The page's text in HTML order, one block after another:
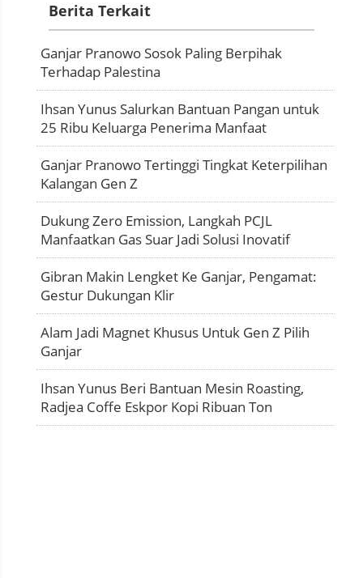
Berita Terkait
Ganjar Pranowo Sosok Paling Berpihak
Terhadap Palestina
Ihsan Yunus Salurkan Bantuan Pangan untuk
25 Ribu Keluarga Penerima Manfaat
Ganjar Pranowo Tertinggi Tingkat Keterpilihan
Kalangan Gen Z
Dukung Zero Emission, Langkah PCJL
Manfaatkan Gas Suar Jadi Solusi Inovatif
Gibran Makin Lengket Ke Ganjar, Pengamat:
Gestur Dukungan Klir
Alam Jadi Magnet Khusus Untuk Gen Z Pilih
Ganjar
Ihsan Yunus Beri Bantuan Mesin Roasting,
Radjea Coffe Eskpor Kopi Ribuan Ton